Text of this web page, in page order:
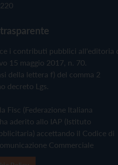
i contributi pubblici all'editoria
15 maggio 2017, n. 70.
della lettera f) del comma 2
decreto Lgs.
Fisc (Federazione Italiana
aderito allo IAP (Istituto
accettando il Codice di
Commerciale